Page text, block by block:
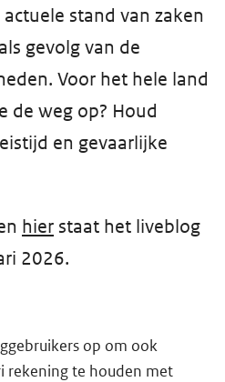
stand van zaken
gevolg van de
Voor het hele land
de weg op? Houd
en gevaarlijke
hier staat het liveblog
2026.
op om ook
rekening te houden met